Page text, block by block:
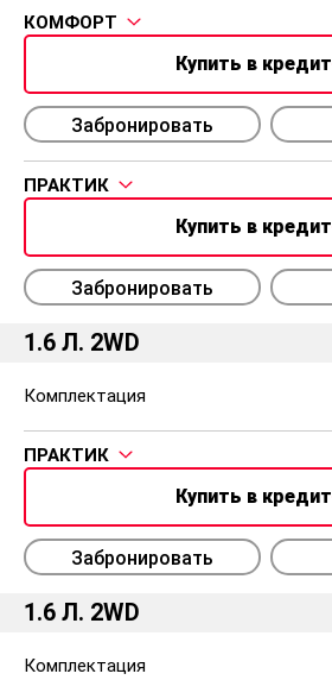
КОМФОРТ
Купить в кредит
Забронировать
ПРАКТИК
Купить в кредит
Забронировать
1.6 Л. 2WD
Комплектация
ПРАКТИК
Купить в кредит
Забронировать
1.6 Л. 2WD
Комплектация